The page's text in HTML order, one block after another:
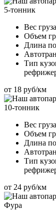
5-тонник
Вес
Объем
Длина
Тип
от 18 руб/км
10-тонник
Вес
Объем
Длина
Тип
от 24 руб/км
Фура